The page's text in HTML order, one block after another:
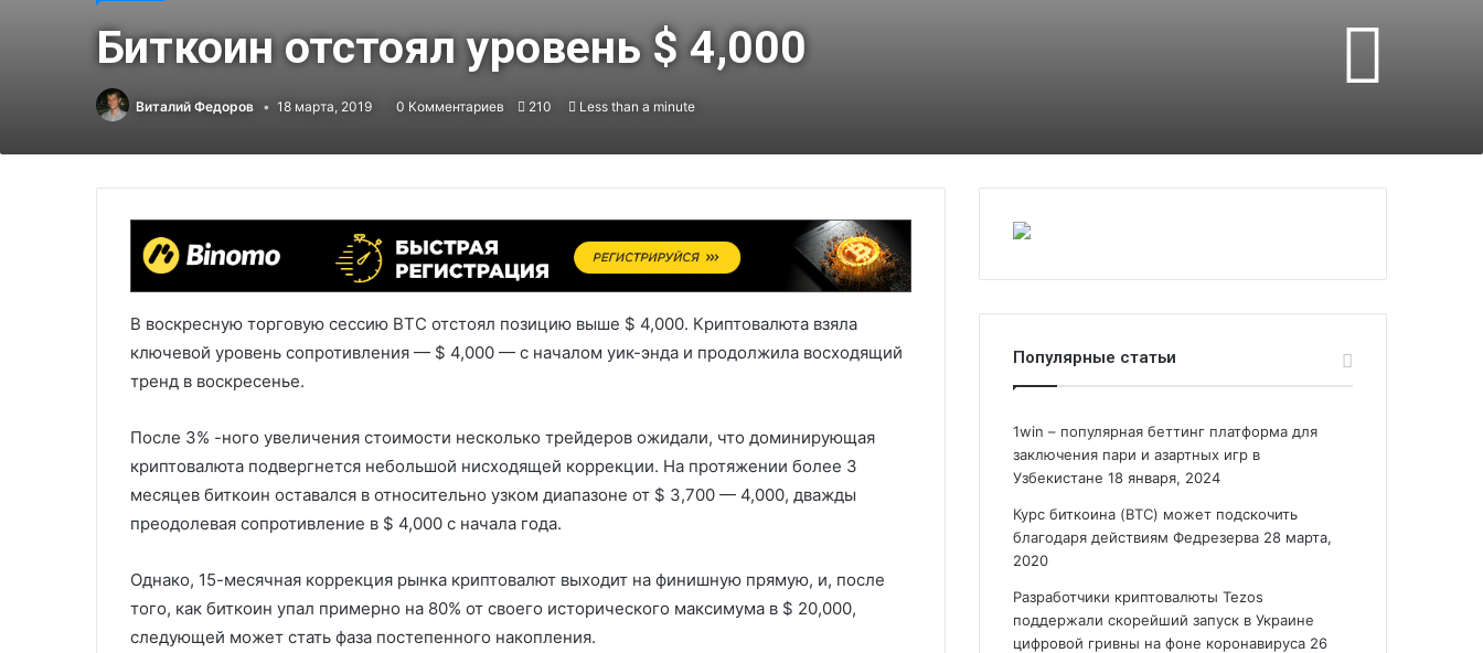
Биткоин отстоял уровень $ 4,000
Виталий Федоров 18 марта, 2019 0 Комментариев 210 Less than a minute
В воскресную торговую сессию BTC отстоял позицию выше $ 4,000. Криптовалюта взяла
ключевой уровень сопротивления — $ 4,000 — с началом уик-энда и продолжила восходящий
тренд в воскресенье.
После 3% -ного увеличения стоимости несколько трейдеров ожидали, что доминирующая
криптовалюта подвергнется небольшой нисходящей коррекции. На протяжении более 3
месяцев биткоин оставался в относительно узком диапазоне от $ 3,700 — 4,000, дважды
преодолевая сопротивление в $ 4,000 с начала года.
Однако, 15-месячная коррекция рынка криптовалют выходит на финишную прямую, и, после
того, как биткоин упал примерно на 80% от своего исторического максимума в $ 20,000,
следующей может стать фаза постепенного накопления.
Популярные статьи
1win – популярная беттинг платформа для
заключения пари и азартных игр в
Узбекистане 18 января, 2024
Курс биткоина (BTC) может подскочить
благодаря действиям Федрезерва 28 марта,
2020
Разработчики криптовалюты Tezos
поддержали скорейший запуск в Украине
цифровой гривны на фоне коронавируса 26